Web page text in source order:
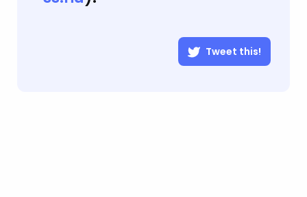
Tweet this!